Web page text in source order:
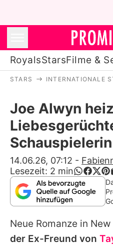
RoyalsStarsFilme &
Filme &
Familie
Alle Themen
STARS INTERNATIONALE
Joe Alwyn
14.06.26, 07:12 -
Lesezeit: 2 min
Neue Romanze in New
der Ex-Freund von